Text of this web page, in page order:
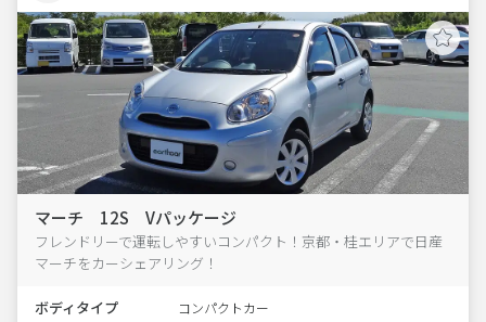
マーチ 12S Vパッケージ
フレンドリーで運転しやすいコンパクト！京都・桂エリアで日産
マーチをカーシェアリング！
ボディタイプ コンパクトカー